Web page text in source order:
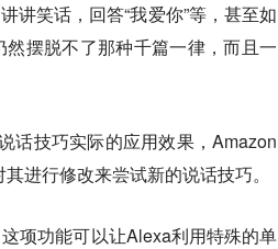
讲笑话，回答“我爱你”等，甚至如
摆脱不了那种千篇一律，而且一
话技巧实际的应用效果，Amazon
进行修改来尝试新的说话技巧。
项功能可以让Alexa利用特殊的单